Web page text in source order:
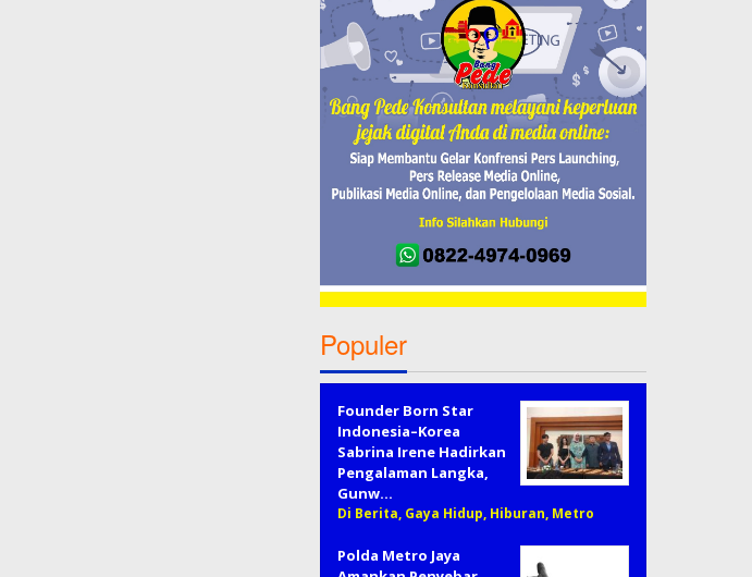
Populer
Founder Born Star
Indonesia–Korea
Sabrina Irene Hadirkan
Pengalaman Langka,
Gunw…
Di Berita, Gaya Hidup, Hiburan, Metro
Polda Metro Jaya